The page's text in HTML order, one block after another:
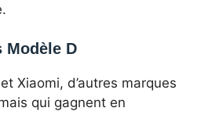
Modèle D
Xiaomi, d’autres marques
qui gagnent en